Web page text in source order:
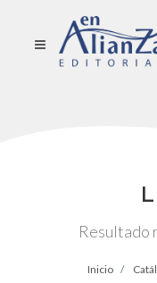
Resultado
Inicio